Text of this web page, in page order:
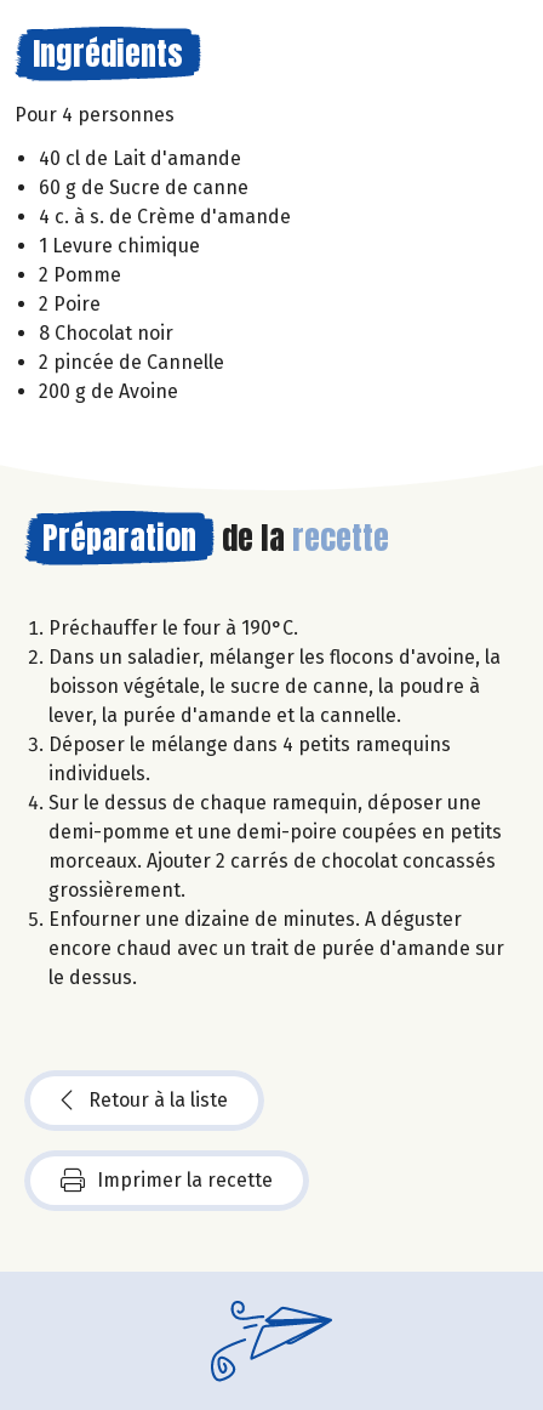
Ingrédients
Pour 4 personnes
40 cl de Lait d'amande
60 g de Sucre de canne
4 c. à s. de Crème d'amande
1 Levure chimique
2 Pomme
2 Poire
8 Chocolat noir
2 pincée de Cannelle
200 g de Avoine
Préparation de la recette
Préchauffer le four à 190°C.
Dans un saladier, mélanger les flocons d'avoine, la
boisson végétale, le sucre de canne, la poudre à
lever, la purée d'amande et la cannelle.
Déposer le mélange dans 4 petits ramequins
individuels.
Sur le dessus de chaque ramequin, déposer une
demi-pomme et une demi-poire coupées en petits
morceaux. Ajouter 2 carrés de chocolat concassés
grossièrement.
Enfourner une dizaine de minutes. A déguster
encore chaud avec un trait de purée d'amande sur
le dessus.
Retour à la liste
Imprimer la recette